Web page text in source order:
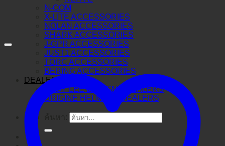
N-COM
X-LITE ACCESSORIES
NOLAN ACCESSORIES
SHARK ACCESSORIES
J-GPR ACCESSORIES
JUST1 ACCESSORIES
TORC ACCESSORIES
BERING ACCESSORIES
DEALERS
TROY LEE DESIGNS DEALERS
ORIGINE HELMETS DEALERS